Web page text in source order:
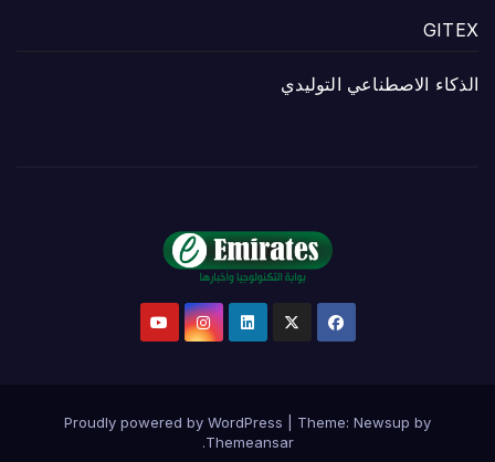
GITEX
الذكاء الاصطناعي التوليدي
Proudly powered by WordPress Theme: Newsup by
Themeansar
.